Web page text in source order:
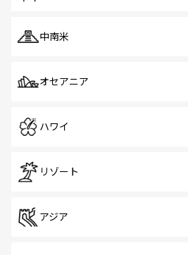
中南米
オセアニア
ハワイ
リゾート
アジア